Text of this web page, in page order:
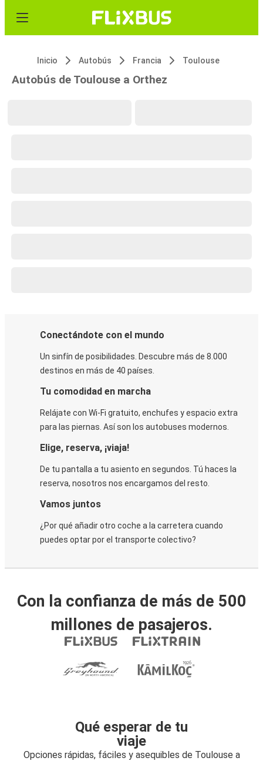
Inicio Autobús Francia Toulouse
Autobús de Toulouse a Orthez
Conectándote con el mundo
Un sinfín de posibilidades. Descubre más de 8.000
destinos en más de 40 países.
Tu comodidad en marcha
Relájate con Wi-Fi gratuito, enchufes y espacio extra
para las piernas. Así son los autobuses modernos.
Elige, reserva, ¡viaja!
De tu pantalla a tu asiento en segundos. Tú haces la
reserva, nosotros nos encargamos del resto.
Vamos juntos
¿Por qué añadir otro coche a la carretera cuando
puedes optar por el transporte colectivo?
Con la confianza de más de 500
millones de pasajeros.
Qué esperar de tu
viaje
Opciones rápidas, fáciles y asequibles de Toulouse a